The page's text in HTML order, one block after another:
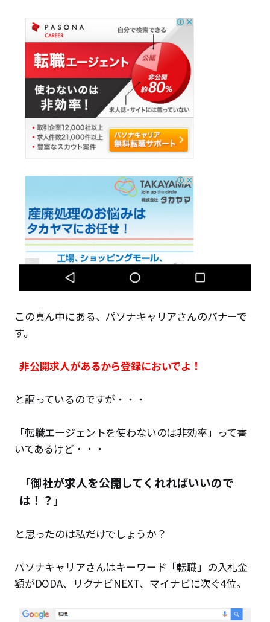
この真ん中にある、パソナキャリアさんのバナーで
す。
非公開求人があるから登録においでよ！
と謳っているのですが・・・
「転職エージェントを使わないのは非効率」って書
いてあるけど・・・
「御社が求人を公開してくれればいいので
は！？」
と思ったのは私だけでしょうか？
パソナキャリアさんはキーワード「転職」の入札金
額がDODA、リクナビNEXT、マイナビに次ぐ4位。